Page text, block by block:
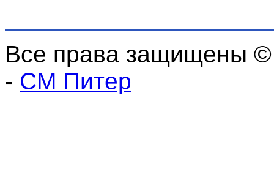
Все права защищены
- СМ Питер